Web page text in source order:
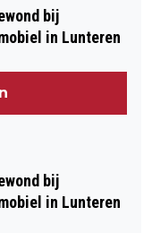
bij
in Lunteren
bij
in Lunteren